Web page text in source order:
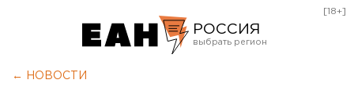
РОССИЯ
[18+]
← НОВОСТИ